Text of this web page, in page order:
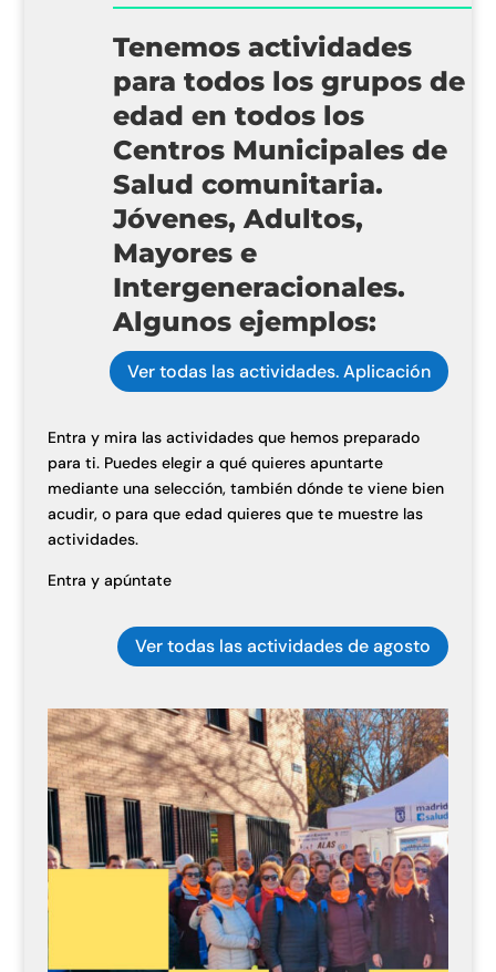
Tenemos actividades
para todos los grupos de
edad en todos los
Centros Municipales de
Salud comunitaria.
Jóvenes, Adultos,
Mayores e
Intergeneracionales.
Algunos ejemplos:
Ver todas las actividades. Aplicación
Entra y mira las actividades que hemos preparado
para ti. Puedes elegir a qué quieres apuntarte
mediante una selección, también dónde te viene bien
acudir, o para que edad quieres que te muestre las
actividades.
Entra y apúntate
Ver todas las actividades de agosto